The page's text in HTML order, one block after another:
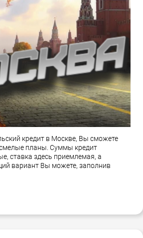
кредит в Москве, Вы сможете
планы. Суммы кредит
ставка здесь приемлемая, а
вариант Вы можете, заполнив